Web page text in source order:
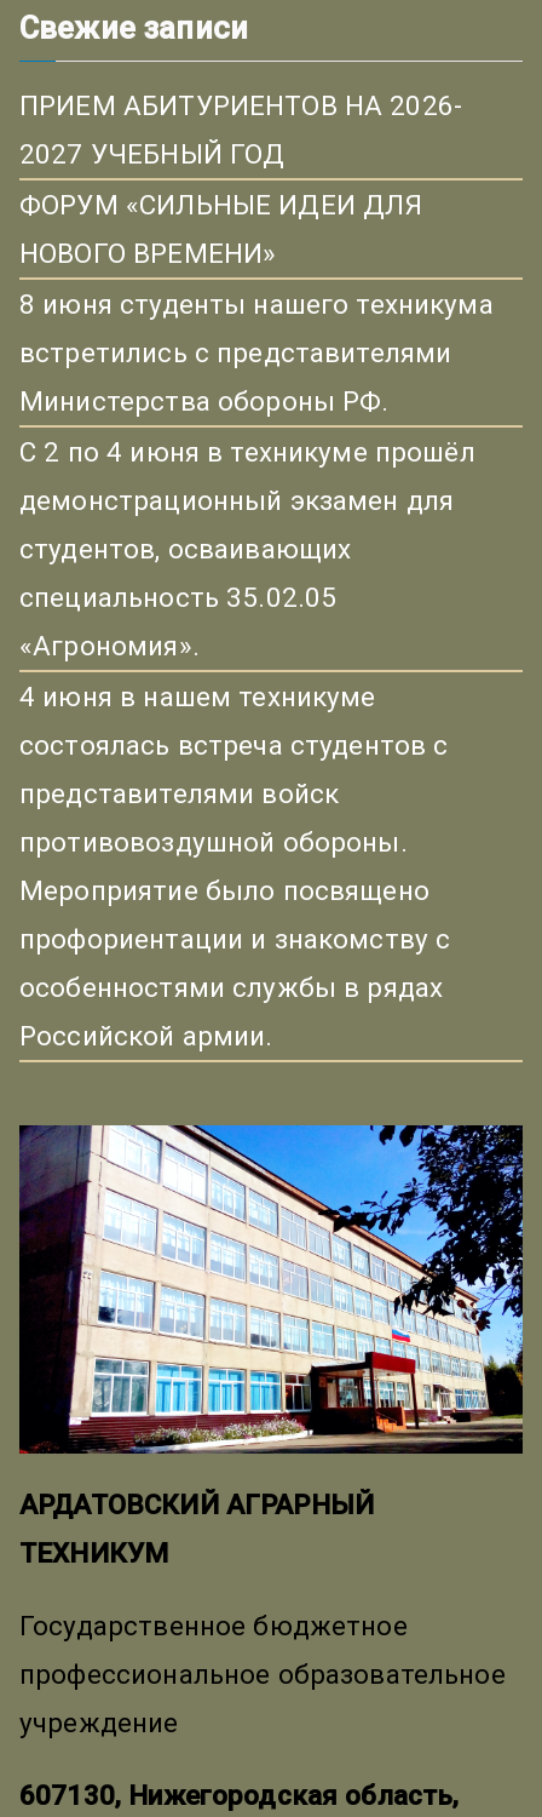
Свежие записи
ПРИЕМ АБИТУРИЕНТОВ НА 2026-
2027 УЧЕБНЫЙ ГОД
ФОРУМ «СИЛЬНЫЕ ИДЕИ ДЛЯ
НОВОГО ВРЕМЕНИ»
8 июня студенты нашего техникума
встретились с представителями
Министерства обороны РФ.
С 2 по 4 июня в техникуме прошёл
демонстрационный экзамен для
студентов, осваивающих
специальность 35.02.05
«Агрономия».
4 июня в нашем техникуме
состоялась встреча студентов с
представителями войск
противовоздушной обороны.
Мероприятие было посвящено
профориентации и знакомству с
особенностями службы в рядах
Российской армии.
АРДАТОВСКИЙ АГРАРНЫЙ
ТЕХНИКУМ
Государственное бюджетное
профессиональное образовательное
учреждение
607130, Нижегородская область,